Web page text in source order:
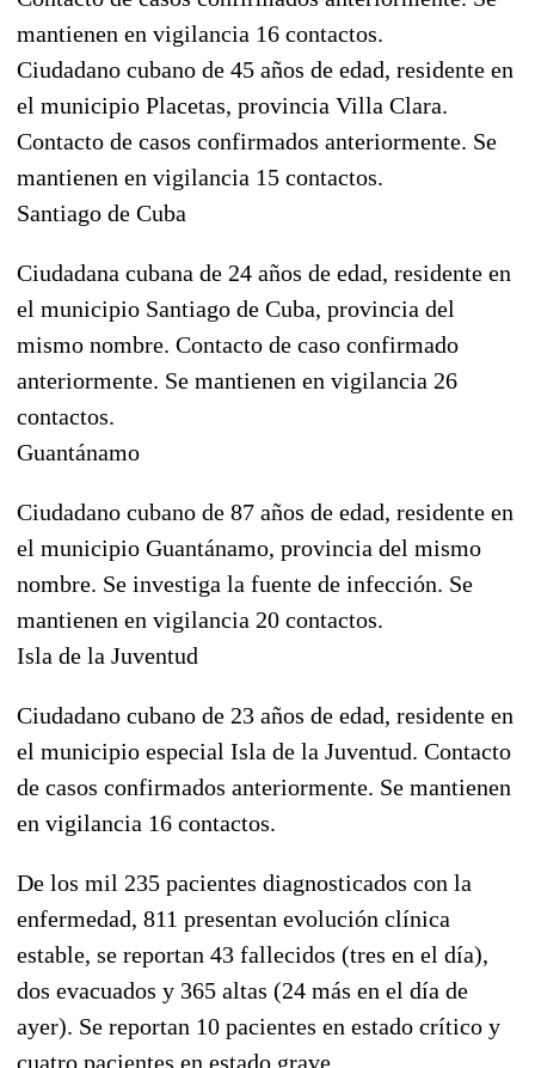
mantienen en vigilancia 16 contactos.
Ciudadano cubano de 45 años de edad, residente en
el municipio Placetas, provincia Villa Clara.
Contacto de casos confirmados anteriormente. Se
mantienen en vigilancia 15 contactos.
Santiago de Cuba
Ciudadana cubana de 24 años de edad, residente en
el municipio Santiago de Cuba, provincia del
mismo nombre. Contacto de caso confirmado
anteriormente. Se mantienen en vigilancia 26
contactos.
Guantánamo
Ciudadano cubano de 87 años de edad, residente en
el municipio Guantánamo, provincia del mismo
nombre. Se investiga la fuente de infección. Se
mantienen en vigilancia 20 contactos.
Isla de la Juventud
Ciudadano cubano de 23 años de edad, residente en
el municipio especial Isla de la Juventud. Contacto
de casos confirmados anteriormente. Se mantienen
en vigilancia 16 contactos.
De los mil 235 pacientes diagnosticados con la
enfermedad, 811 presentan evolución clínica
estable, se reportan 43 fallecidos (tres en el día),
dos evacuados y 365 altas (24 más en el día de
ayer). Se reportan 10 pacientes en estado crítico y
cuatro pacientes en estado grave.